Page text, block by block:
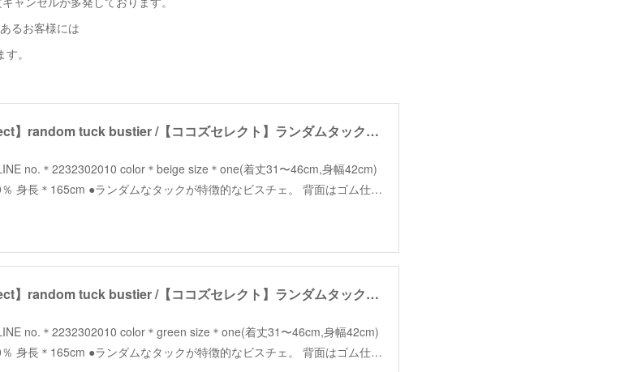
るお客様には
。
【KOKO's select】random tuck bustier /【ココズセレクト】ランダムタックビスチェ
no.＊2232302010 color＊beige size＊one(着丈31〜46cm,身幅42cm)
身長＊165cm ●ランダムなタックが特徴的なビスチェ。 背面はゴム仕…
【KOKO's select】random tuck bustier /【ココズセレクト】ランダムタックビスチェ
no.＊2232302010 color＊green size＊one(着丈31〜46cm,身幅42cm)
身長＊165cm ●ランダムなタックが特徴的なビスチェ。 背面はゴム仕…